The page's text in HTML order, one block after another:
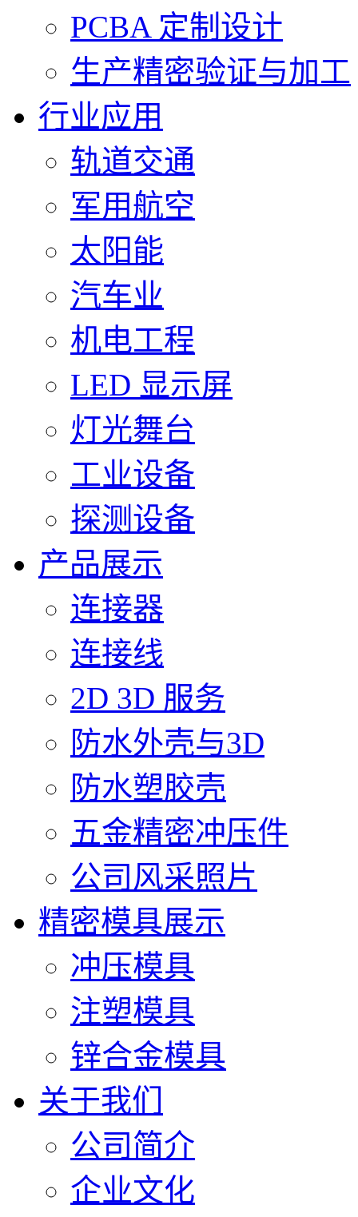
PCBA 定制设计
生产精密验证与加工
行业应用
轨道交通
军用航空
太阳能
汽车业
机电工程
LED 显示屏
灯光舞台
工业设备
探测设备
产品展示
连接器
连接线
2D 3D 服务
防水外壳与3D
防水塑胶壳
五金精密冲压件
公司风采照片
精密模具展示
冲压模具
注塑模具
锌合金模具
关于我们
公司简介
企业文化